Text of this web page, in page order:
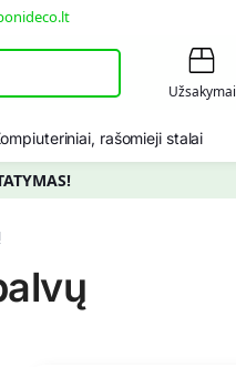
Užsakymai
rašomieji stalai